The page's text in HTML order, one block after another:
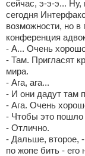
сейчас, э-э-э...
сегодня
возможности, но в
конференция
- А... Очень
- Там. Пригласят
мира.
- Ага, ага...
- И они дадут там
- Ага. Очень
- Чтобы это
- Отлично.
- Дальше, второе,
по жопе бить - его